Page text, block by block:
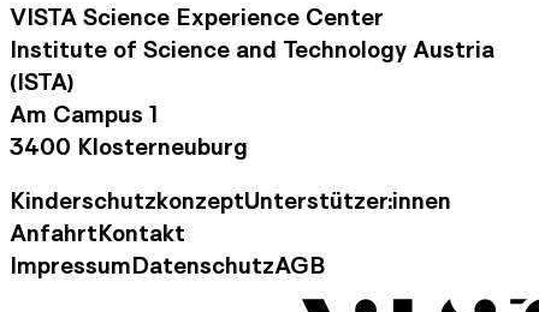
VISTA Science Experience Center
Institute of Science and Technology Austria
(ISTA)
Am Campus 1
3400 Klosterneuburg
Footer Navigation
KinderschutzkonzeptUnterstützer:innen
Kontaktinformationen
AnfahrtKontakt
Rechtliche Informationen
ImpressumDatenschutzAGB